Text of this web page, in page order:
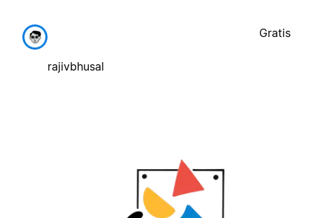
rajivbhusal
Gratis